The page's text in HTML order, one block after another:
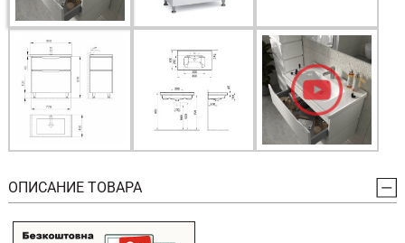
ОПИСАНИЕ ТОВАРА